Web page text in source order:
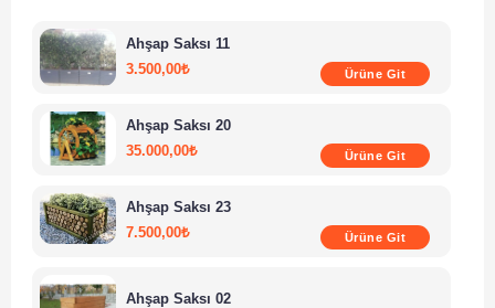
Ahşap Saksı 11
3.500,00₺ Ürüne Git
Ahşap Saksı 20
35.000,00₺ Ürüne Git
Ahşap Saksı 23
7.500,00₺ Ürüne Git
Ahşap Saksı 02